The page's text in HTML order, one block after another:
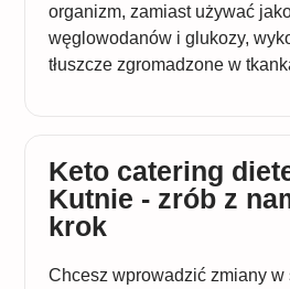
organizm, zamiast używać
węglowodanów i glukozy,
tłuszcze zgromadzone w
Keto catering
Kutnie - zrób z
krok
Chcesz wprowadzić zmiany